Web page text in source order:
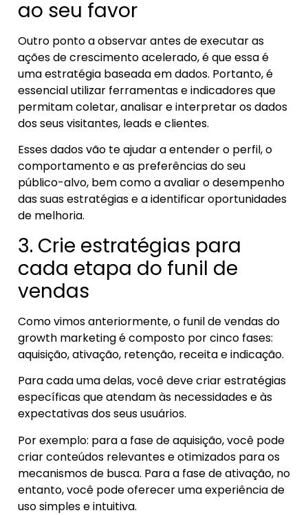
ao seu favor
Outro ponto a observar antes de executar as
ações de crescimento acelerado, é que essa é
uma estratégia baseada em dados. Portanto, é
essencial utilizar ferramentas e indicadores que
permitam coletar, analisar e interpretar os dados
dos seus visitantes, leads e clientes.
Esses dados vão te ajudar a entender o perfil, o
comportamento e as preferências do seu
público-alvo, bem como a avaliar o desempenho
das suas estratégias e a identificar oportunidades
de melhoria.
3. Crie estratégias para
cada etapa do funil de
vendas
Como vimos anteriormente, o funil de vendas do
growth marketing é composto por cinco fases:
aquisição, ativação, retenção, receita e indicação.
Para cada uma delas, você deve criar estratégias
específicas que atendam às necessidades e às
expectativas dos seus usuários.
Por exemplo: para a fase de aquisição, você pode
criar conteúdos relevantes e otimizados para os
mecanismos de busca. Para a fase de ativação, no
entanto, você pode oferecer uma experiência de
uso simples e intuitiva.